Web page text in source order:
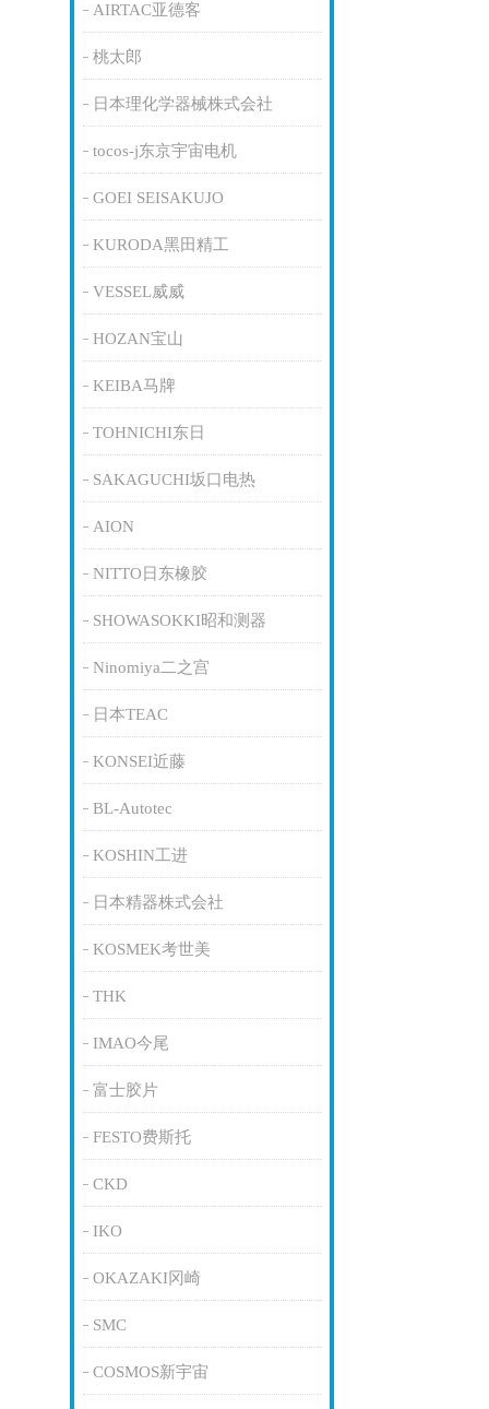
AIRTAC亚德客
桃太郎
日本理化学器械株式会社
tocos-j东京宇宙电机
GOEI SEISAKUJO
KURODA黑田精工
VESSEL威威
HOZAN宝山
KEIBA马牌
TOHNICHI东日
SAKAGUCHI坂口电热
AION
NITTO日东橡胶
SHOWASOKKI昭和测器
Ninomiya二之宫
日本TEAC
KONSEI近藤
BL-Autotec
KOSHIN工进
日本精器株式会社
KOSMEK考世美
THK
IMAO今尾
富士胶片
FESTO费斯托
CKD
IKO
OKAZAKI冈崎
SMC
COSMOS新宇宙